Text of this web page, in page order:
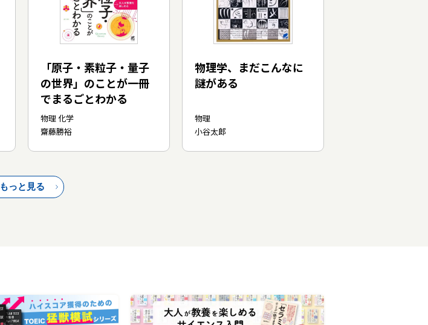
「原子・素粒子・量子
の世界」のことが一冊
でまるごとわかる
物理 化学
齋藤勝裕
物理学、まだこんなに
謎がある
物理
小谷太郎
もっと見る